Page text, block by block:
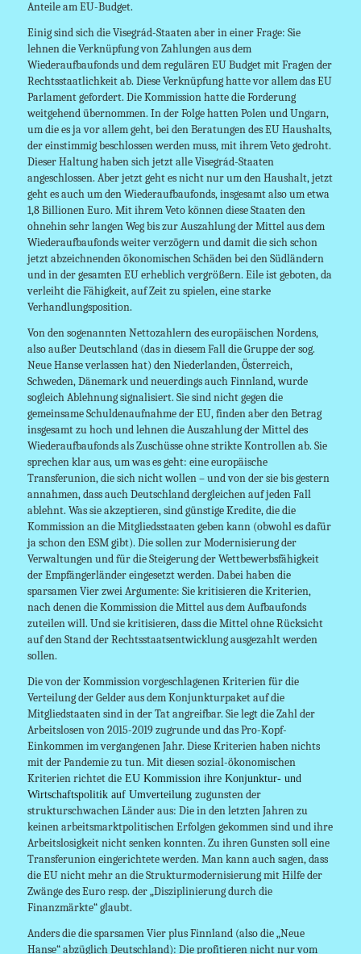
Anteile am EU-Budget.
Einig sind sich die Visegrád-Staaten aber in einer Frage: Sie
lehnen die Verknüpfung von Zahlungen aus dem
Wiederaufbaufonds und dem regulären EU Budget mit Fragen der
Rechtsstaatlichkeit ab. Diese Verknüpfung hatte vor allem das EU
Parlament gefordert. Die Kommission hatte die Forderung
weitgehend übernommen. In der Folge hatten Polen und Ungarn,
um die es ja vor allem geht, bei den Beratungen des EU Haushalts,
der einstimmig beschlossen werden muss, mit ihrem Veto gedroht.
Dieser Haltung haben sich jetzt alle Visegrád-Staaten
angeschlossen. Aber jetzt geht es nicht nur um den Haushalt, jetzt
geht es auch um den Wiederaufbaufonds, insgesamt also um etwa
1,8 Billionen Euro. Mit ihrem Veto können diese Staaten den
ohnehin sehr langen Weg bis zur Auszahlung der Mittel aus dem
Wiederaufbaufonds weiter verzögern und damit die sich schon
jetzt abzeichnenden ökonomischen Schäden bei den Südländern
und in der gesamten EU erheblich vergrößern. Eile ist geboten, da
verleiht die Fähigkeit, auf Zeit zu spielen, eine starke
Verhandlungsposition.
Von den sogenannten Nettozahlern des europäischen Nordens,
also außer Deutschland (das in diesem Fall die Gruppe der sog.
Neue Hanse verlassen hat) den Niederlanden, Österreich,
Schweden, Dänemark und neuerdings auch Finnland, wurde
sogleich Ablehnung signalisiert. Sie sind nicht gegen die
gemeinsame Schuldenaufnahme der EU, finden aber den Betrag
insgesamt zu hoch und lehnen die Auszahlung der Mittel des
Wiederaufbaufonds als Zuschüsse ohne strikte Kontrollen ab. Sie
sprechen klar aus, um was es geht: eine europäische
Transferunion, die sich nicht wollen – und von der sie bis gestern
annahmen, dass auch Deutschland dergleichen auf jeden Fall
ablehnt. Was sie akzeptieren, sind günstige Kredite, die die
Kommission an die Mitgliedsstaaten geben kann (obwohl es dafür
ja schon den ESM gibt). Die sollen zur Modernisierung der
Verwaltungen und für die Steigerung der Wettbewerbsfähigkeit
der Empfängerländer eingesetzt werden. Dabei haben die
sparsamen Vier zwei Argumente: Sie kritisieren die Kriterien,
nach denen die Kommission die Mittel aus dem Aufbaufonds
zuteilen will. Und sie kritisieren, dass die Mittel ohne Rücksicht
auf den Stand der Rechtsstaatsentwicklung ausgezahlt werden
sollen.
Die von der Kommission vorgeschlagenen Kriterien für die
Verteilung der Gelder aus dem Konjunkturpaket auf die
Mitgliedstaaten sind in der Tat angreifbar. Sie legt die Zahl der
Arbeitslosen von 2015-2019 zugrunde und das Pro-Kopf-
Einkommen im vergangenen Jahr. Diese Kriterien haben nichts
mit der Pandemie zu tun. Mit diesen sozial-ökonomischen
Kriterien richtet die EU Kommission ihre Konjunktur- und
Wirtschaftspolitik auf Umverteilungzugunsten der
strukturschwachen Länder aus: Die in den letzten Jahren zu
keinen arbeitsmarktpolitischen Erfolgen gekommen sind und ihre
Arbeitslosigkeit nicht senken konnten. Zu ihren Gunsten soll eine
Transferunion eingerichtete werden. Man kann auch sagen, dass
die EU nicht mehr an die Strukturmodernisierung mit Hilfe der
Zwänge des Euro resp. der „Disziplinierung durch die
Finanzmärkte“ glaubt.
Anders die die sparsamen Vier plus Finnland (also die „Neue
Hanse“ abzüglich Deutschland): Die profitieren nicht nur vom